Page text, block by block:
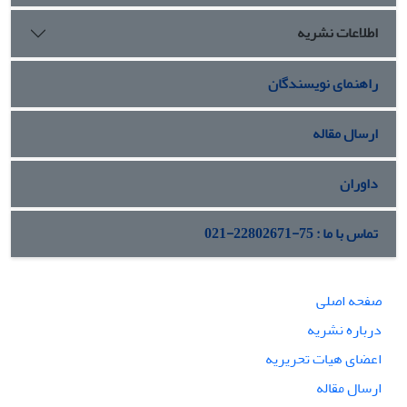
برخوردار نبوده است.
اطلاعات نشریه
راهنمای نویسندگان
ارسال مقاله
داوران
تماس با ما : 75-22802671-021
صفحه اصلی
درباره نشریه
اعضای هیات تحریریه
ارسال مقاله